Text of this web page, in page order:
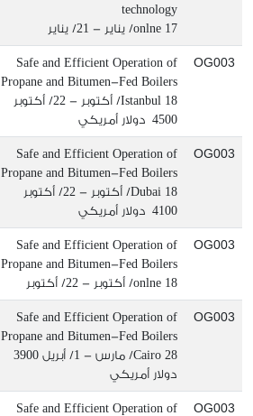
technology
onlne 17/ يناير - 21/ يناير
OG003
Safe and Efficient Operation of
Propane and Bitumen-Fed Boilers
Istanbul 18/ أكتوبر - 22/ أكتوبر
4500 دولار أمريكي
OG003
Safe and Efficient Operation of
Propane and Bitumen-Fed Boilers
Dubai 18/ أكتوبر - 22/ أكتوبر
4100 دولار أمريكي
OG003
Safe and Efficient Operation of
Propane and Bitumen-Fed Boilers
onlne 18/ أكتوبر - 22/ أكتوبر
OG003
Safe and Efficient Operation of
Propane and Bitumen-Fed Boilers
Cairo 28/ مارس - 1/ أبريل
دولار أمريكي
OG003
Safe and Efficient Operation of